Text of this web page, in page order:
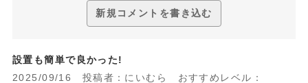
新規コメントを書き込む
設置も簡単で良かった!
2025/09/16 投稿者：にいむら おすすめレベル：